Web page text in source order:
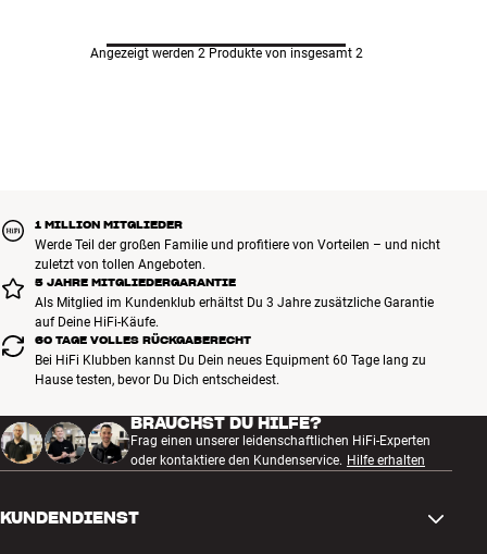
Angezeigt werden 2 Produkte von insgesamt 2
1 MILLION MITGLIEDER
Werde Teil der großen Familie und profitiere von Vorteilen – und nicht
zuletzt von tollen Angeboten.
5 JAHRE MITGLIEDERGARANTIE
Als Mitglied im Kundenklub erhältst Du 3 Jahre zusätzliche Garantie
auf Deine HiFi-Käufe.
60 TAGE VOLLES RÜCKGABERECHT
Bei HiFi Klubben kannst Du Dein neues Equipment 60 Tage lang zu
Hause testen, bevor Du Dich entscheidest.
BRAUCHST DU HILFE?
Frag einen unserer leidenschaftlichen HiFi-Experten
oder kontaktiere den Kundenservice. Hilfe erhalten
KUNDENDIENST